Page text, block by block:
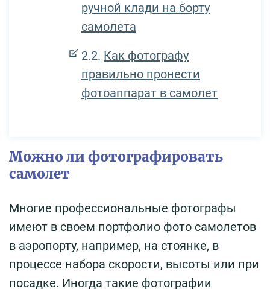
ручной клади на борту
самолета
Как фотографу
правильно пронести
фотоаппарат в самолет
Можно ли фотографировать
самолет
Многие профессиональные фотографы
имеют в своем портфолио фото самолетов
в аэропорту, например, на стоянке, в
процессе набора скорости, высоты или при
посадке. Иногда такие фотографии